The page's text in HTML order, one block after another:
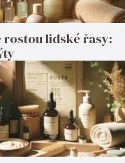
rostou lidské řasy: